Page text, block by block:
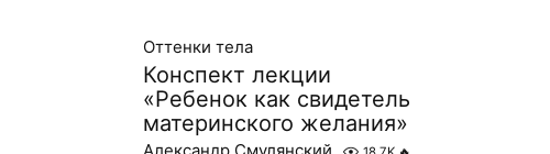
Оттенки тела
Конспект лекции
«Ребенок как свидетель
материнского желания»